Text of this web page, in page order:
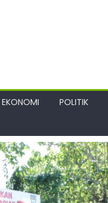
EKONOMI POLITIK